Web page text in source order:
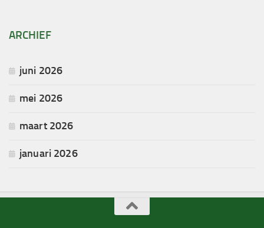
ARCHIEF
juni 2026
mei 2026
maart 2026
januari 2026